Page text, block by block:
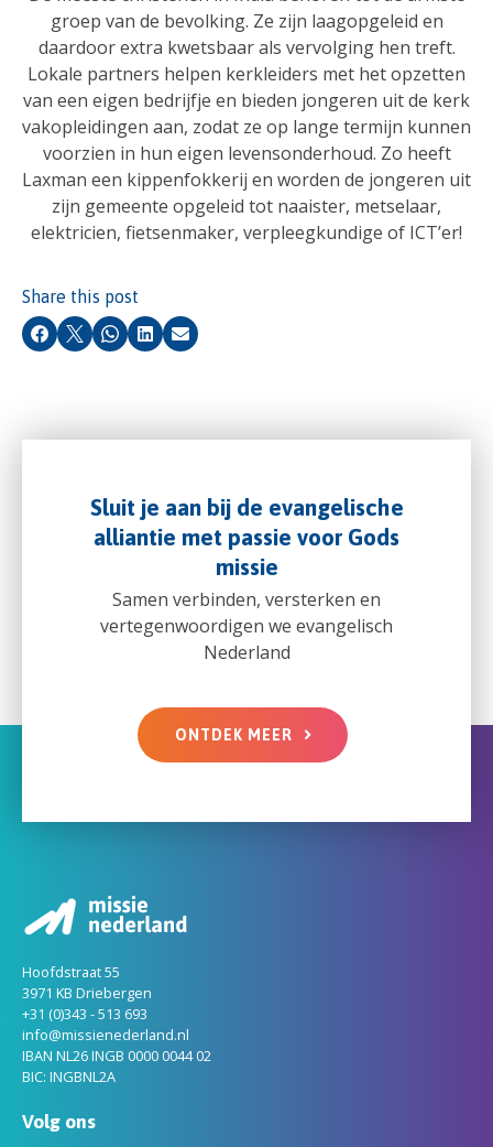
groep van de bevolking. Ze zijn laagopgeleid en
daardoor extra kwetsbaar als vervolging hen treft.
Lokale partners helpen kerkleiders met het opzetten
van een eigen bedrijfje en bieden jongeren uit de kerk
vakopleidingen aan, zodat ze op lange termijn kunnen
voorzien in hun eigen levensonderhoud. Zo heeft
Laxman een kippenfokkerij en worden de jongeren uit
zijn gemeente opgeleid tot naaister, metselaar,
elektricien, fietsenmaker, verpleegkundige of ICT’er!
Share this post
Facebook
X Whatsapp
LinkedIn
Email
Sluit je aan bij de evangelische
alliantie met passie voor Gods
missie
Samen verbinden, versterken en
vertegenwoordigen we evangelisch
Nederland
ONTDEK MEER
Hoofdstraat 55
3971 KB Driebergen
+31 (0)343 - 513 693
info@missienederland.nl
IBAN NL26 INGB 0000 0044 02
BIC: INGBNL2A
Volg ons